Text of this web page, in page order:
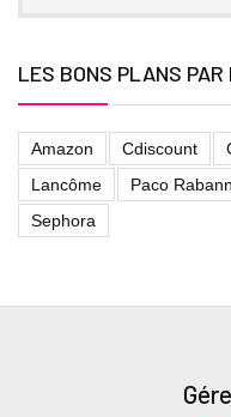
LES BONS PLANS PAR
Amazon Cdiscount
Lancôme
Paco
Sephora